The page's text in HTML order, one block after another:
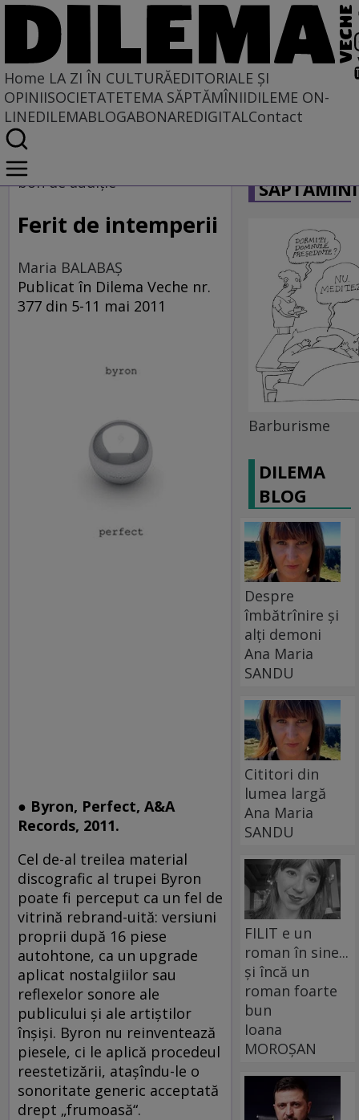
Home LA ZI ÎN CULTURĂEDITORIALE ȘI
OPINIISOCIETATETEMA SĂPTĂMÎNIIDILEME ON-
LINEDILEMABLOGABONAREDIGITALContact
Home
La zi în cultură
bon de audiție
Ferit de intemperii
Maria BALABAŞ
Publicat în Dilema Veche nr.
377 din 5-11 mai 2011
● Byron, Perfect, A&A
Records, 2011.
Cel de-al treilea material
discografic al trupei Byron
poate fi perceput ca un fel de
vitrină rebrand-uită: versiuni
proprii după 16 piese
autohtone, ca un upgrade
aplicat nostalgiilor sau
reflexelor sonore ale
publicului şi ale artiştilor
înşişi. Byron nu reinventează
piesele, ci le aplică procedeul
reestetizării, ataşîndu-le o
sonoritate generic acceptată
drept „frumoasă“.
Barburisme
DILEMA
BLOG
Despre
îmbătrînire și
alți demoni
Ana Maria
SANDU
Cititori din
lumea largă
Ana Maria
SANDU
FILIT e un
roman în sine...
și încă un
roman foarte
bun
Ioana
MOROȘAN